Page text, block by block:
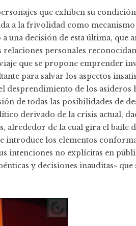
que exhiben su
a la frivolidad como
una decisión de esta última, que
personales
que se propone emprender
para salvar los aspectos
desprendimiento de los asideros
de todas las posibilidades de
derivado de la crisis actual,
alrededor de la cual gira el baile
introduce los elementos
intenciones no explícitas en
y decisiones inauditas» que